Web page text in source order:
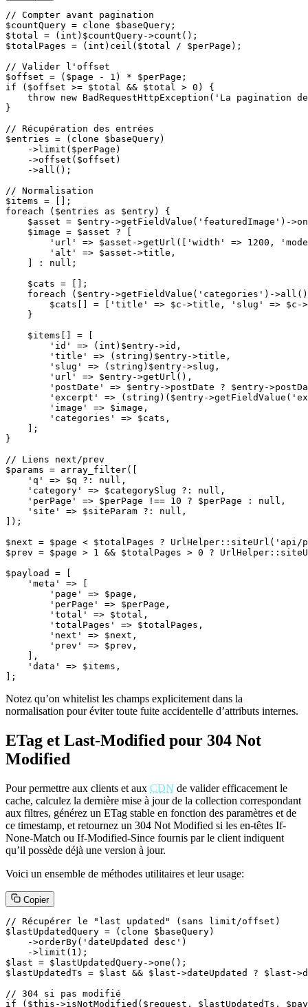
// Compter avant pagination
$countQuery = clone $baseQuery;
$total = (int)$countQuery->count();
$totalPages = (int)ceil($total / $perPage);
// Valider l'offset
$offset = ($page - 1) * $perPage;
if ($offset >= $total && $total > 0) {
throw new BadRequestHttpException('La pagination
}
// Récupération des entrées
$entries = (clone $baseQuery)
    ->limit($perPage)
    ->offset($offset)
    ->all();
// Normalisation
$items = [];
foreach ($entries as $entry) {
$asset = $entry->getFieldValue('featuredImage')-
    $image = $asset ? [
'url' => $asset->getUrl(['width' => 1200,
        'alt' => $asset->title,
    ] : null;
    $cats = [];
foreach ($entry->getFieldValue('categories')-
$cats[] = ['title' => $c->title, 'slug' => $c-
    }
    $items[] = [
        'id' => (int)$entry->id,
        'title' => (string)$entry->title,
        'slug' => (string)$entry->slug,
        'url' => $entry->getUrl(),
'postDate' => $entry->postDate ? $entry-
'excerpt' => (string)($entry-
        'image' => $image,
        'categories' => $cats,
    ];
}
// Liens next/prev
$params = array_filter([
    'q' => $q ?: null,
    'category' => $categorySlug ?: null,
    'perPage' => $perPage !== 10 ? $perPage : null,
    'site' => $siteParam ?: null,
]);
$next = $page < $totalPages ?
$prev = $page > 1 && $totalPages > 0 ?
$payload = [
    'meta' => [
        'page' => $page,
        'perPage' => $perPage,
        'total' => $total,
        'totalPages' => $totalPages,
        'next' => $next,
        'prev' => $prev,
    ],
    'data' => $items,
];
Notez qu’on whitelist les champs explicitement dans la
normalisation pour éviter toute fuite accidentelle d’attributs internes.
ETag et Last-Modified pour 304 Not
Modified
Pour permettre aux clients et aux CDN de valider efficacement le
cache, calculez la dernière mise à jour de la collection correspondant
aux filtres, générez un ETag stable en fonction des paramètres et de
ce timestamp, et retournez un 304 Not Modified si les en‑têtes If-
None-Match ou If-Modified-Since fournis par le client indiquent
qu’il possède déjà une version à jour.
Voici un ensemble de méthodes utilitaires et leur usage:
Copier
// Récupérer le "last updated" (sans limit/offset)
$lastUpdatedQuery = (clone $baseQuery)
    ->orderBy('dateUpdated desc')
    ->limit(1);
$last = $lastUpdatedQuery->one();
$lastUpdatedTs = $last && $last->dateUpdated ? $last-
// 304 si pas modifié
if ($this->isNotModified($request, $lastUpdatedTs,